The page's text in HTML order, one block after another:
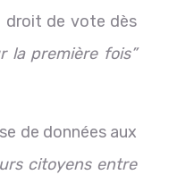
droit de vote dès
la première fois”
de données aux
citoyens entre